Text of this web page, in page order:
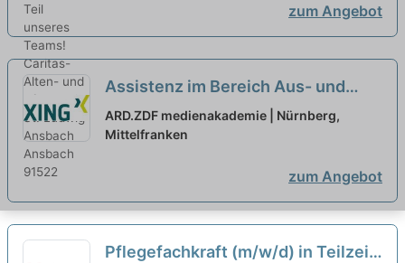
zum Angebot
Assistenz im Bereich Aus- und
Weiterbildung in Teilzeit (m,w,d)
neu
ARD.ZDF medienakademie | Nürnberg,
Mittelfranken
zum Angebot
Pflegefachkraft (m/w/d) in Teilzeit